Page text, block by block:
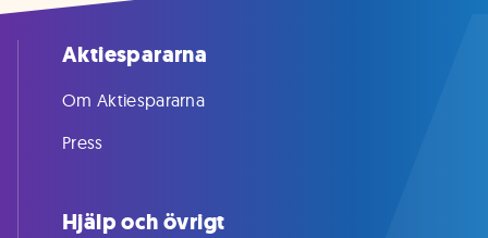
Aktiespararna
Om Aktiespararna
Press
Hjälp och övrigt